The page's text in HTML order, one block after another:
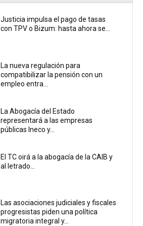
Justicia impulsa el pago de tasas
con TPV o Bizum: hasta ahora se...
La nueva regulación para
compatibilizar la pensión con un
empleo entra...
La Abogacía del Estado
representará a las empresas
públicas Ineco y...
El TC oirá a la abogacía de la CAIB y
al letrado...
Las asociaciones judiciales y fiscales
progresistas piden una política
migratoria integral y...